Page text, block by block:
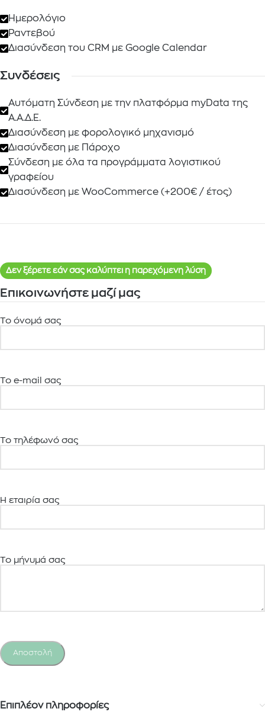
Ημερολόγιο
Ραντεβού
Διασύνδεση του CRM με Google Calendar
Συνδέσεις
Αυτόματη Σύνδεση με την πλατφόρμα myData της
Α.Α.Δ.Ε.
Διασύνδεση με φορολογικό μηχανισμό
Διασύνδεση με Πάροχο
Σύνδεση με όλα τα προγράμματα λογιστικού
γραφείου
Διασύνδεση με WooCommerce (+200€ / έτος)
Δεν ξέρετε εάν σας καλύπτει η παρεχόμενη λύση
Επικοινωνήστε μαζί μας
Το όνομά σας
Το e-mail σας
Το τηλέφωνό σας
Η εταιρία σας
Το μήνυμά σας
Επιπλέον πληροφορίες